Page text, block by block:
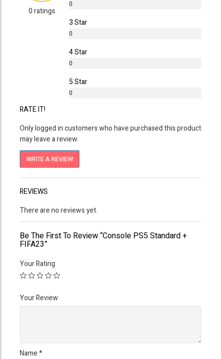
0 ratings
0
3 Star
0
4 Star
0
5 Star
0
RATE IT!
Only logged in customers who have purchased this product
may leave a review.
WRITE A REVIEW
REVIEWS
There are no reviews yet.
Be The First To Review “Console PS5 Standard +
FIFA23”
Your Rating
Your Review
Name*